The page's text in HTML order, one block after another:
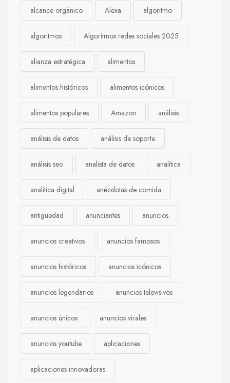
alcance orgánico Alexa algoritmo
algoritmos Algoritmos redes sociales 2025
alianza estratégica alimentos
alimentos históricos alimentos icónicos
alimentos populares Amazon análisis
análisis de datos análisis de soporte
análisis seo analista de datos analítica
analítica digital anécdotas de comida
antigüedad anunciantes anuncios
anuncios creativos anuncios famosos
anuncios históricos anuncios icónicos
anuncios legendarios anuncios televisivos
anuncios únicos anuncios virales
anuncios youtube aplicaciones
aplicaciones innovadoras